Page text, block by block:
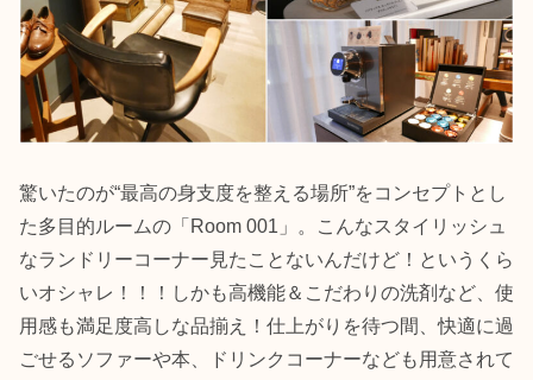
驚いたのが“最高の身支度を整える場所”をコンセプトとし
た多目的ルームの「Room 001」。こんなスタイリッシュ
なランドリーコーナー見たことないんだけど！というくら
いオシャレ！！！しかも高機能＆こだわりの洗剤など、使
用感も満足度高しな品揃え！仕上がりを待つ間、快適に過
ごせるソファーや本、ドリンクコーナーなども用意されて